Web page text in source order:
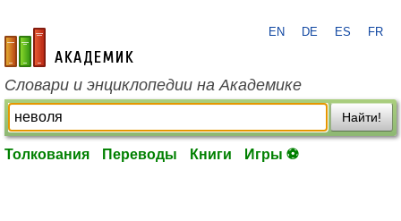
academic.ru
EN DE ES FR
Словари и энциклопедии на Академике
Найти!
Толкования Переводы Книги Игры ⚽